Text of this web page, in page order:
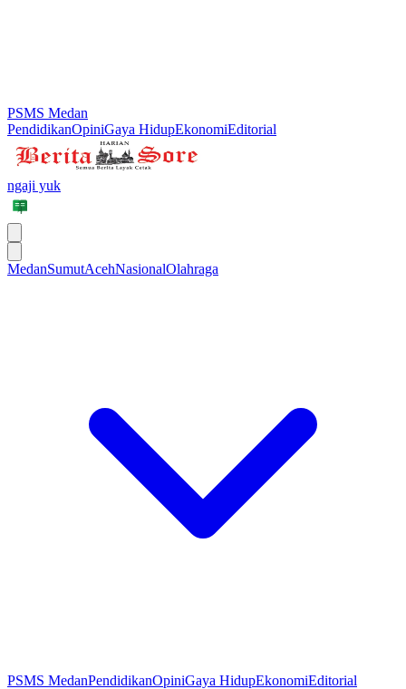
PSMS Medan
PendidikanOpiniGaya HidupEkonomiEditorial
ngaji yuk
MedanSumutAcehNasionalOlahraga
PSMS MedanPendidikanOpiniGaya HidupEkonomiEditorial